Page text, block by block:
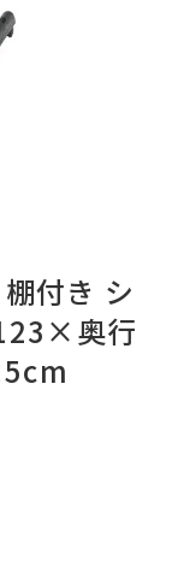
付き シ
奥行